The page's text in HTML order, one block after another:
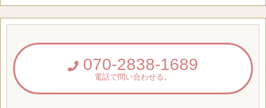
070-2838-1689
電話で問い合わせる。